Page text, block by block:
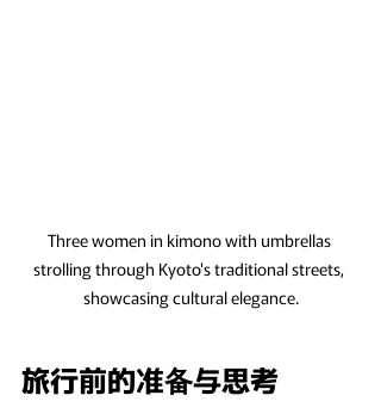
Three women in kimono with umbrellas
strolling through Kyoto's traditional streets,
showcasing cultural elegance.
旅行前的准备与思考